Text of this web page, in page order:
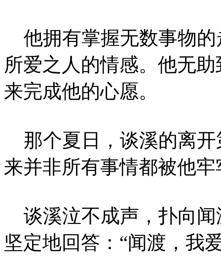
他拥有掌握无数事物的
所爱之人的情感。他无
来完成他的心愿。
那个夏日，谈溪的离开
来并非所有事情都被他
谈溪泣不成声，扑向闻
坚定地回答：“闻渡，我